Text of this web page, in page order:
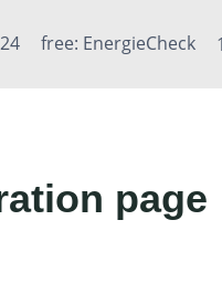
free: EnergieCheck
page